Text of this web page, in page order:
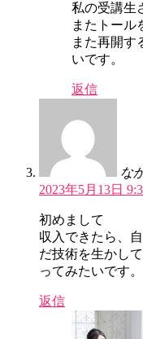
私の受講生
またトール
また再開す
いです。
返信
な
2023年5月13日
初めまして
収入できたら、
だ技術を生かし
ってみたいです。
返信